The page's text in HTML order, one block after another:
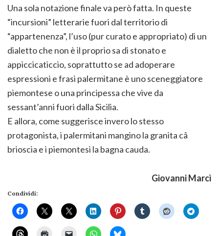
Una sola notazione finale va però fatta. In queste
“incursioni” letterarie fuori dal territorio di
“appartenenza”, l’uso (pur curato e appropriato) di un
dialetto che non è il proprio sa di stonato e
appiccicaticcio, soprattutto se ad adoperare
espressioni e frasi palermitane è uno sceneggiatore
piemontese o una principessa che vive da
sessant’anni fuori dalla Sicilia.
E allora, come suggerisce invero lo stesso
protagonista, i palermitani mangino la granita câ
brioscia e i piemontesi la bagna cauda.
Giovanni Marcì
Condividi: